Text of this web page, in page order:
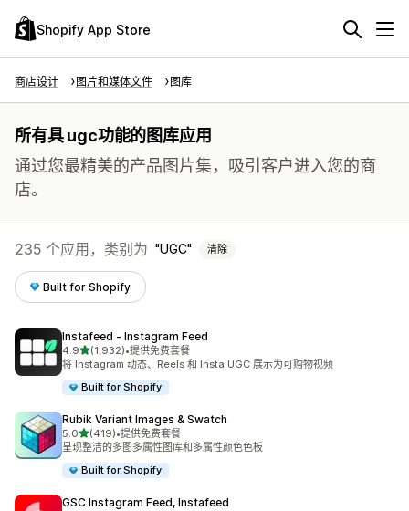
Shopify App Store
商店设计 图片和媒体文件 图库
所有具 ugc功能的图库应用
通过您最精美的产品图片集，吸引客户进入您的商
店。
235 个应用，类别为 UGC 清除
Built for Shopify
Instafeed ‑ Instagram Feed
4.9星（满分 5 星）
(1,932)
总共 1932 条评论
•提供免费套餐
将 Instagram 动态、Reels 和 Insta UGC 展示为可购物视频
Built for Shopify
Rubik Variant Images & Swatch
5.0星（满分 5 星）
(419)
总共 419 条评论
•提供免费套餐
呈现整洁的多图多属性图库和多属性颜色色板
Built for Shopify
GSC Instagram Feed, Instafeed